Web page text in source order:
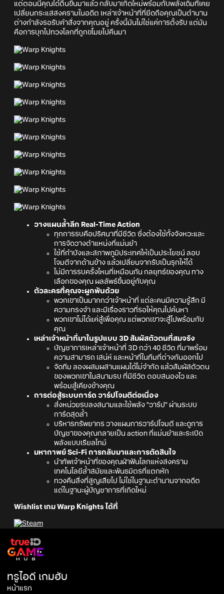
แต่ตอนนี้คุณได้ตื่นขึ้นมาแล้ว กลับมาเกิดใหม่พร้อมกับพลังเดิมที่เคย
เปลี่ยนกระแสสงครามในอดีต เหล่าเจ้าหน้าที่ที่ยึดถือคุณเป็นตำนาน
ต่างกำลังรอรับคำสั่งจากคุณอยู่ ครั้งนี้มันไม่ใช่แค่การตั้งรับ แต่มัน
คือการบุกไปทวงโลกที่ถูกขโมยไปคืนมา
วางแผนล้ำลึก Real-Time Action
ทุกการรบคือปริศนาที่มีชีวิต ซึ่งต้องใช้ทั้งจังหวะและ
การจัดวางตำแหน่งที่แม่นยำ
ใช้ที่กำบังและสภาพภูมิประเทศให้เป็นประโยชน์ ลอบ
โจมตีจากด้านข้าง แล้วเปลี่ยนจากรับเป็นรุกให้ได้
ไม่มีการรบครั้งไหนที่เหมือนกัน กลยุทธ์ของคุณ ทาง
เลือกของคุณ ผลลัพธ์ขึ้นอยู่กับคุณ
ตัวละครที่คุณจะผูกพันด้วย
พวกเขาเป็นมากกว่าเจ้าหน้าที่ แต่ละคนมีความรู้สึก มี
ความทรงจำ และมีเรื่องราวที่รอให้คุณไปค้นหา
พวกเขาไม่ได้แค่สู้เพื่อคุณ แต่พวกเขาจะสู้ไปพร้อมกับ
คุณ
เหล่าเจ้าหน้าที่มาในรูปแบบ 3D สัมผัสตัวตนที่สมจริง
บัญชาการเหล่าเจ้าหน้าที่ 3D กว่า 40 ชีวิต ที่มาพร้อม
ความสามารถ เสน่ห์ และหน้าที่ในทีมที่ต่างกันออกไป
จัดทีม ลองผสมผสานแผนได้ไม่จำกัด แล้วสัมผัสตัวตน
ของพวกเขาในสนามรบ ที่มีชีวิต ตอบสนองไว และ
พร้อมสู้เคียงข้างคุณ
การต่อสู้ระบบการ์ด วาร์ปโจมตีต่อเนื่อง
ส่งหน่วยรบลงสนามและใช้พลัง "วาร์ป" ผ่านระบบ
การ์ดสุดล้ำ
บริหารทรัพยากร วางแผนการวาร์ปโจมตี และดูการ
บัญชาของคุณกลายเป็น action ที่แม่นยำและระเบิด
พลังแบบเรียลไทม์
มหากาพย์ Sci-Fi การกลับมาและการตัดสินใจ
นำทัพเจ้าหน้าที่ของคุณฝ่าฟันโลกแห่งสงคราม
เทคโนโลยีล้ำสมัยและพันธมิตรที่แตกหัก
ทวงคืนสิ่งที่สูญเสียไป ไม่ใช่ในฐานะตำนานจากอดีต
แต่ในฐานะผู้บัญชาการที่เกิดใหม่
Wishlist เกม Warp Knights ได้ที่
ทรูไอดี เกมฮับ
หน้าแรก